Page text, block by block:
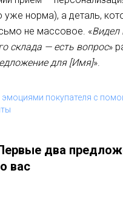
уже норма), а деталь,
не массовое. «Видел
склада — есть вопрос»
для [Имя]».
эмоциями покупателя с
два
вас